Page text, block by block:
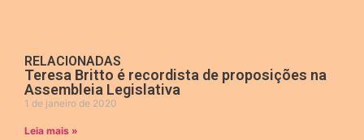
RELACIONADAS
Teresa Britto é recordista de proposições na
Assembleia Legislativa
1 de janeiro de 2020
Leia mais »